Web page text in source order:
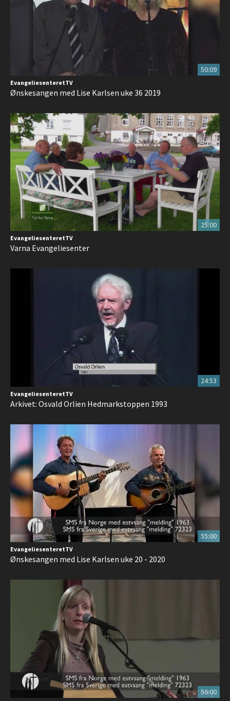
50:09
EvangeliesenteretTV
Ønskesangen med Lise Karlsen uke 36 2019
25:00
EvangeliesenteretTV
Varna Evangeliesenter
24:53
EvangeliesenteretTV
Arkivet: Osvald Orlien Hedmarkstoppen 1993
55:00
EvangeliesenteretTV
Ønskesangen med Lise Karlsen uke 20 - 2020
56:00